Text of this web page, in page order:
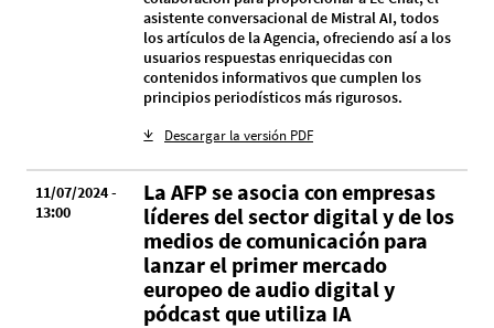
asistente conversacional de Mistral AI, todos
los artículos de la Agencia, ofreciendo así a los
usuarios respuestas enriquecidas con
contenidos informativos que cumplen los
principios periodísticos más rigurosos.
Descargar la versión PDF
11/07/2024 -
13:00
La AFP se asocia con empresas
líderes del sector digital y de los
medios de comunicación para
lanzar el primer mercado
europeo de audio digital y
pódcast que utiliza IA